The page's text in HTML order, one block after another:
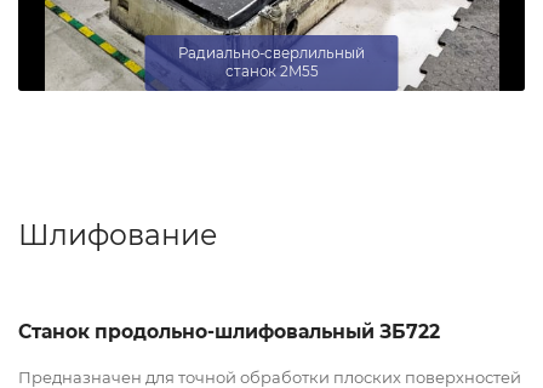
Радиально-сверлильный
станок 2М55
Шлифование
Станок продольно-шлифовальный ЗБ722
Предназначен для точной обработки плоских поверхностей